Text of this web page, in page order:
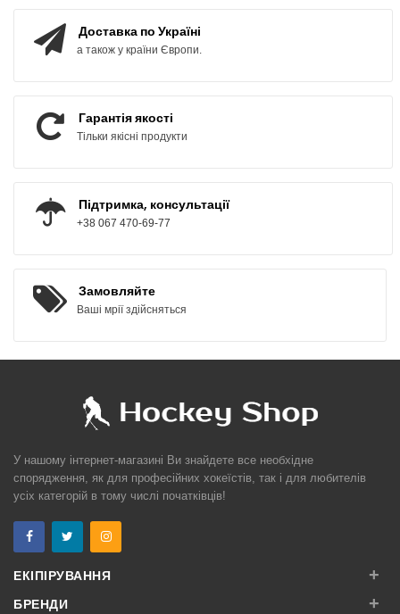
Доставка по Україні
а також у країни Європи.
Гарантія якості
Тільки якісні продукти
Підтримка, консультації
+38 067 470-69-77
Замовляйте
Ваші мрії здійсняться
У нашому інтернет-магазині Ви знайдете все необхідне
спорядження, як для професійних хокеїстів, так і для любителів
усіх категорій в тому числі початківців!
ЕКІПІРУВАННЯ +
БРЕНДИ +